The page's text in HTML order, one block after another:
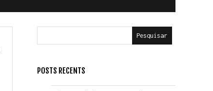
Pesquisar
POSTS RECENTS